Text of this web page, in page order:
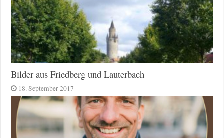
Bilder aus Friedberg und Lauterbach
18. September 2017